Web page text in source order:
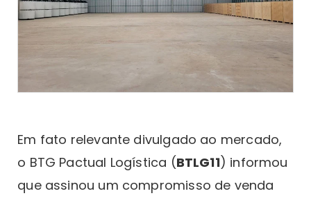
Em fato relevante divulgado ao mercado,
o BTG Pactual Logística (BTLG11) informou
que assinou um compromisso de venda